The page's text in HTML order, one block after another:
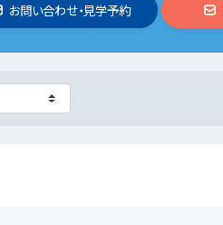
お問い合わせ・見学予約